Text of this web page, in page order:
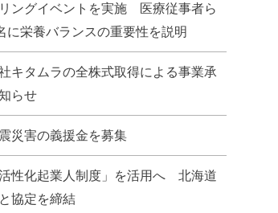
ングイベントを実施 医療従事者ら
に栄養バランスの重要性を説明
キタムラの全株式取得による事業承
らせ
災害の義援金を募集
活性化起業人制度」を活用へ 北海道
協定を締結